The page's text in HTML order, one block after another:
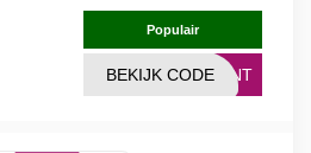
Populair
DENT
BEKIJK CODE